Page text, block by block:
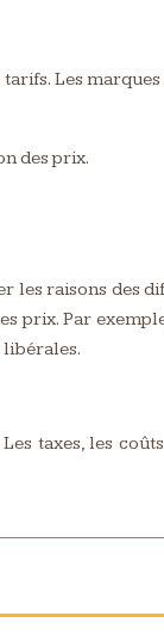
Les
des prix.
les raisons des
Par
libérales.
taxes, les